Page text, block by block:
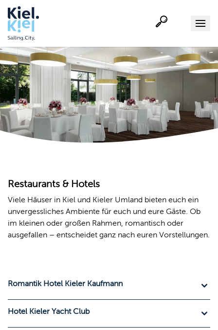
Restaurants & Hotels
Viele Häuser in Kiel und Kieler Umland bieten euch ein
unvergessliches Ambiente für euch und eure Gäste. Ob
im kleinen oder großen Rahmen, romantisch oder
ausgefallen – entscheidet ganz nach euren Vorstellungen.
Romantik Hotel Kieler Kaufmann
Hotel Kieler Yacht Club